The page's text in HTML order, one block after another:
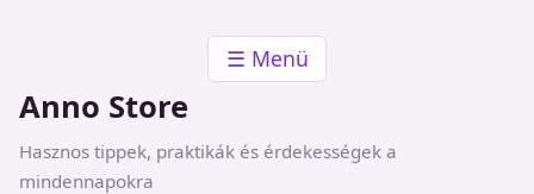
☰ Menü
Anno Store
Hasznos tippek, praktikák és érdekességek a
mindennapokra